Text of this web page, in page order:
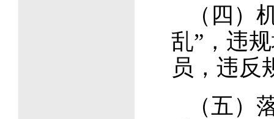
（四）
乱”，违
员，违反
（五）